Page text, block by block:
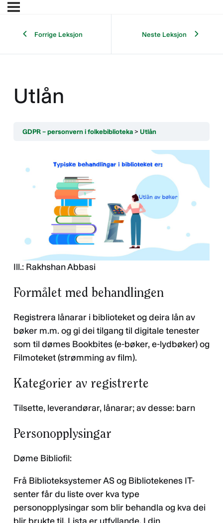
Forrige Leksjon Neste Leksjon
Utlån
GDPR – personvern i folkebiblioteka Utlån
Ill.: Rakhshan Abbasi
Formålet med behandlingen
Registrera lånarar i biblioteket og deira lån av
bøker m.m. og gi dei tilgang til digitale tenester
som til dømes Bookbites (e-bøker, e-lydbøker) og
Filmoteket (strømming av film).
Kategorier av registrerte
Tilsette, leverandørar, lånarar; av desse: barn
Personopplysingar
Døme Bibliofil:
Frå Biblioteksystemer AS og Bibliotekenes IT-
senter får du liste over kva type
personopplysingar som blir behandla og kva dei